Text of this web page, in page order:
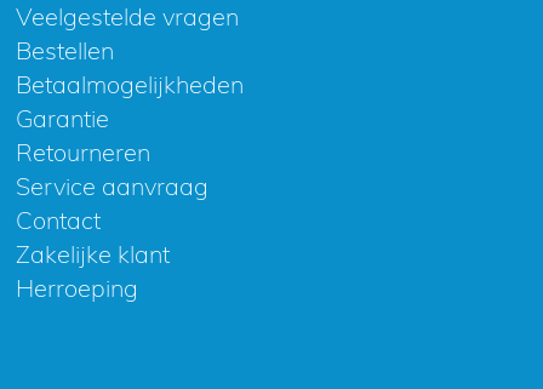
Veelgestelde vragen
Bestellen
Betaalmogelijkheden
Garantie
Retourneren
Service aanvraag
Contact
Zakelijke klant
Herroeping